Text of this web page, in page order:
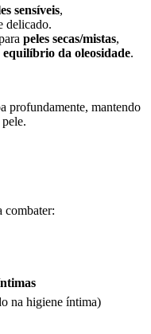
sensíveis,
delicado.
peles secas/mistas,
equilíbrio da oleosidade.
profundamente, mantendo
combater:
na higiene íntima)